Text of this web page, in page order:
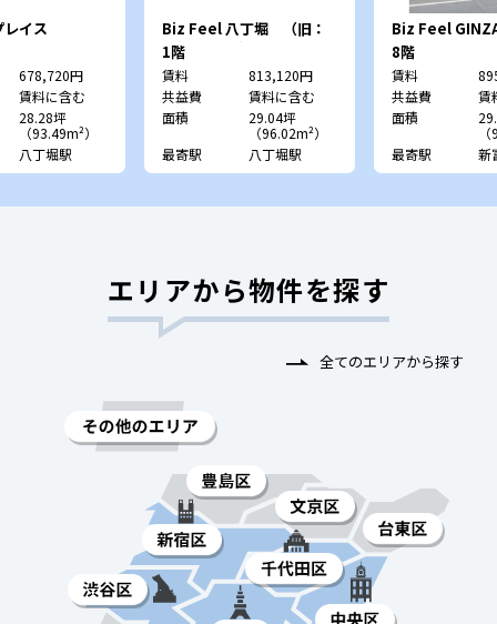
イス
678,720円
賃料に含む
28.28坪
（93.49m²）
八丁堀駅
Biz Feel 八丁堀 （旧：
三雄舎印刷本社ビル）
1階
賃料
813,120円
共益費
賃料に含む
面積
29.04坪
（96.02m²）
最寄駅
八丁堀駅
Biz Feel
SIDE
8階
賃料
共益費
賃
面積
最寄駅
新
エリアから物件を探す
全てのエリアから探す